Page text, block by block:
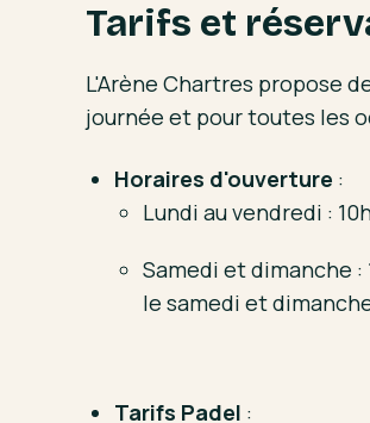
Tarifs et
L'Arène Chartres propose
journée et pour toutes les
Horaires d'ouverture :
Lundi au vendredi :
Samedi et dimanche
le samedi et
Tarifs Padel :